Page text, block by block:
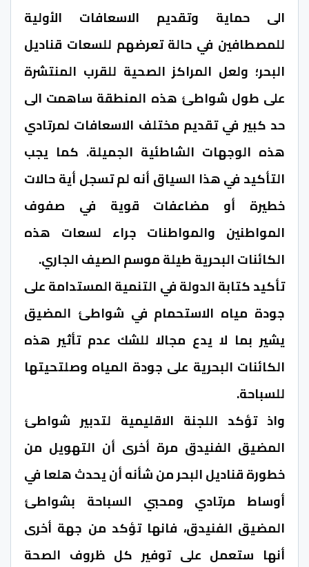
الى حماية وتقديم الاسعافات الأولية
للمصطافين في حالة تعرضهم للسعات قناديل
البحر؛ ولعل المراكز الصحية للقرب المنتشرة
على طول شواطئ هذه المنطقة ساهمت الى
حد كبير في تقديم مختلف الاسعافات لمرتادي
هذه الوجهات الشاطئية الجميلة. كما يجب
التأكيد في هذا السياق أنه لم تسجل أية حالات
خطيرة أو مضاعفات قوية في صفوف
المواطنين والمواطنات جراء لسعات هذه
الكائنات البحرية طيلة موسم الصيف الجاري.
تأكيد كتابة الدولة في التنمية المستدامة على
جودة مياه الاستحمام في شواطئ المضيق
يشير بما لا يدع مجالا للشك عدم تأثير هذه
الكائنات البحرية على جودة المياه وصلتحيتها
للسباحة.
واذ تؤكد اللجنة الاقليمية لتدبير شواطئ
المضيق الفنيدق مرة أخرى أن التهويل من
خطورة قناديل البحر من شأنه أن يحدث هلعا في
أوساط مرتادي ومحبي السباحة بشواطئ
المضيق الفنيدق، فانها تؤكد من جهة أخرى
أنها ستعمل على توفير كل ظروف الصحة